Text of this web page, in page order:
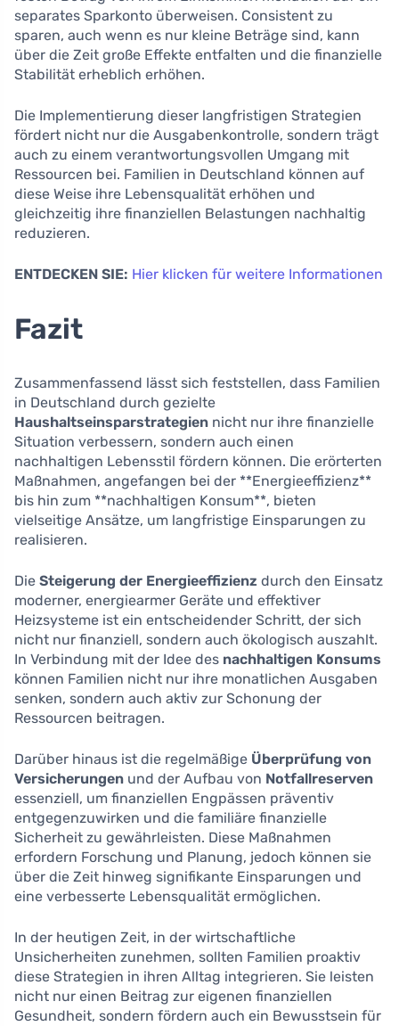
separates Sparkonto überweisen. Consistent zu
sparen, auch wenn es nur kleine Beträge sind, kann
über die Zeit große Effekte entfalten und die finanzielle
Stabilität erheblich erhöhen.
Die Implementierung dieser langfristigen Strategien
fördert nicht nur die Ausgabenkontrolle, sondern trägt
auch zu einem verantwortungsvollen Umgang mit
Ressourcen bei. Familien in Deutschland können auf
diese Weise ihre Lebensqualität erhöhen und
gleichzeitig ihre finanziellen Belastungen nachhaltig
reduzieren.
ENTDECKEN SIE: Hier klicken für weitere Informationen
Fazit
Zusammenfassend lässt sich feststellen, dass Familien
in Deutschland durch gezielte
Haushaltseinsparstrategien nicht nur ihre finanzielle
Situation verbessern, sondern auch einen
nachhaltigen Lebensstil fördern können. Die erörterten
Maßnahmen, angefangen bei der **Energieeffizienz**
bis hin zum **nachhaltigen Konsum**, bieten
vielseitige Ansätze, um langfristige Einsparungen zu
realisieren.
Die Steigerung der Energieeffizienz durch den Einsatz
moderner, energiearmer Geräte und effektiver
Heizsysteme ist ein entscheidender Schritt, der sich
nicht nur finanziell, sondern auch ökologisch auszahlt.
In Verbindung mit der Idee des nachhaltigen Konsums
können Familien nicht nur ihre monatlichen Ausgaben
senken, sondern auch aktiv zur Schonung der
Ressourcen beitragen.
Darüber hinaus ist die regelmäßige Überprüfung von
Versicherungen und der Aufbau von Notfallreserven
essenziell, um finanziellen Engpässen präventiv
entgegenzuwirken und die familiäre finanzielle
Sicherheit zu gewährleisten. Diese Maßnahmen
erfordern Forschung und Planung, jedoch können sie
über die Zeit hinweg signifikante Einsparungen und
eine verbesserte Lebensqualität ermöglichen.
In der heutigen Zeit, in der wirtschaftliche
Unsicherheiten zunehmen, sollten Familien proaktiv
diese Strategien in ihren Alltag integrieren. Sie leisten
nicht nur einen Beitrag zur eigenen finanziellen
Gesundheit, sondern fördern auch ein Bewusstsein für